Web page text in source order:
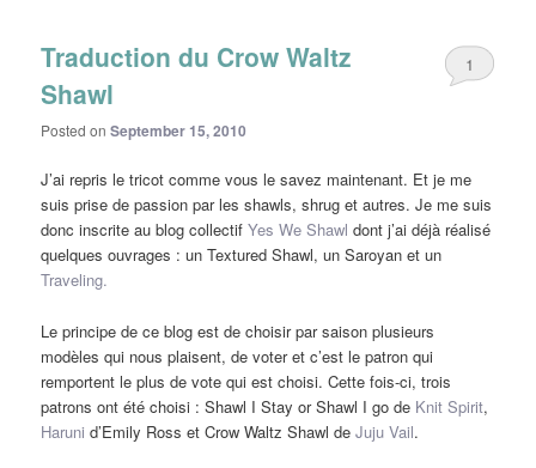
Traduction du Crow Waltz
Shawl
Posted onSeptember 15, 2010
1
J’ai repris le tricot comme vous le savez maintenant. Et je me
suis prise de passion par les shawls, shrug et autres. Je me suis
donc inscrite au blog collectifYes We Shawl dont j’ai déjà réalisé
quelques ouvrages : un Textured Shawl, un Saroyan et un
Traveling.
Le principe de ce blog est de choisir par saison plusieurs
modèles qui nous plaisent, de voter et c’est le patron qui
remportent le plus de vote qui est choisi. Cette fois-ci, trois
patrons ont été choisi : Shawl I Stay or Shawl I go de Knit Spirit,
Haruni d’Emily Ross et Crow Waltz Shawl deJuju Vail.